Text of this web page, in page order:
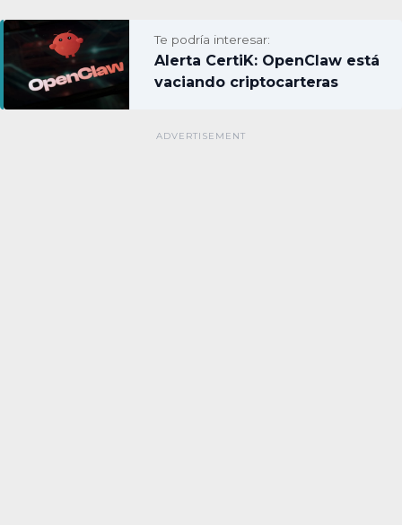
Te podría interesar:
Alerta CertiK: OpenClaw está
vaciando criptocarteras